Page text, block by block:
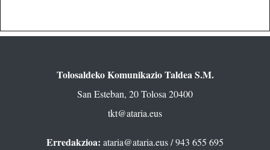
Tolosaldeko Komunikazio Taldea S.M.
San Esteban, 20 Tolosa 20400
tkt@ataria.eus
Erredakzioa: ataria@ataria.eus/ 943 655 695